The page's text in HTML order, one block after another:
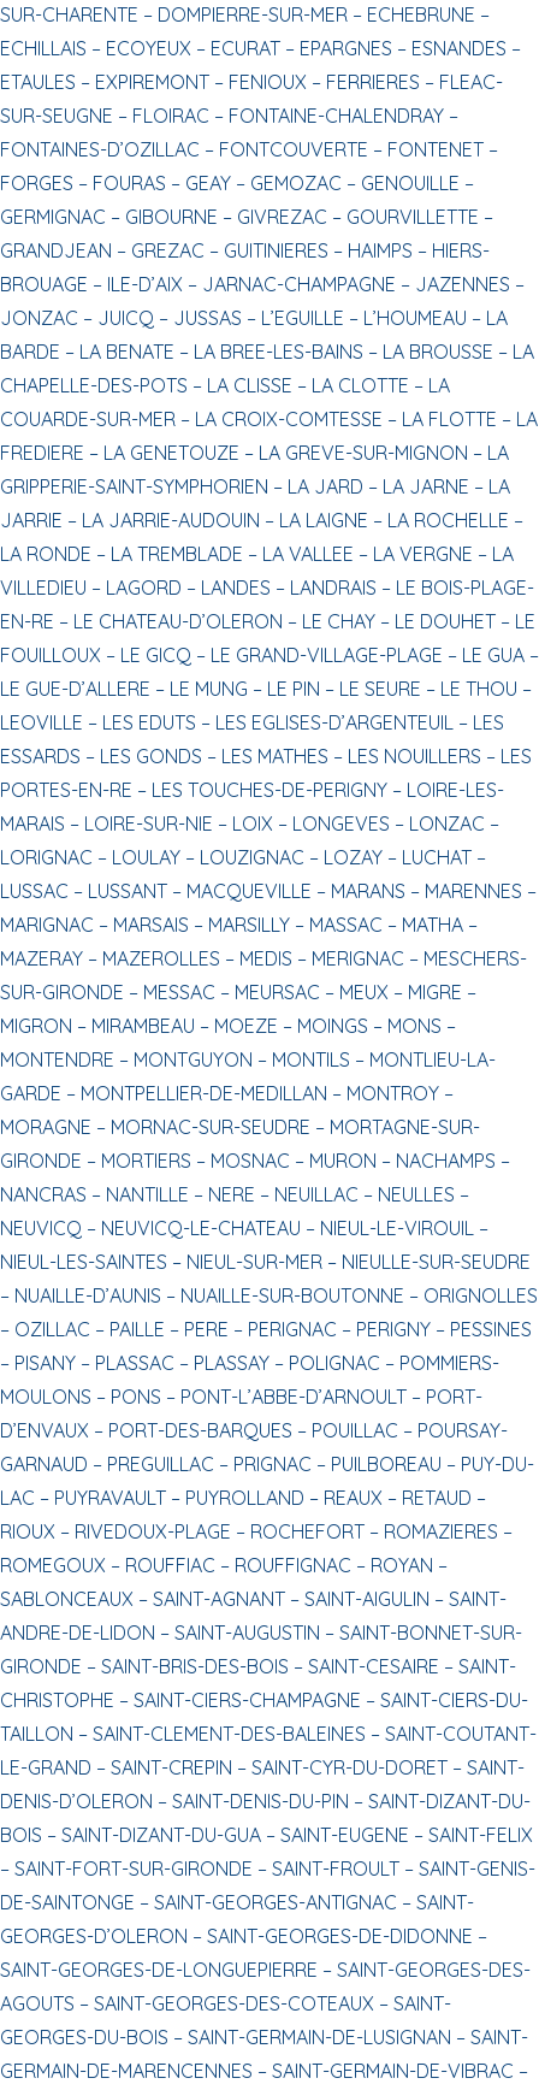
SUR-CHARENTE – DOMPIERRE-SUR-MER – ECHEBRUNE –
ECHILLAIS – ECOYEUX – ECURAT – EPARGNES – ESNANDES –
ETAULES – EXPIREMONT – FENIOUX – FERRIERES – FLEAC-
SUR-SEUGNE – FLOIRAC – FONTAINE-CHALENDRAY –
FONTAINES-D’OZILLAC – FONTCOUVERTE – FONTENET –
FORGES – FOURAS – GEAY – GEMOZAC – GENOUILLE –
GERMIGNAC – GIBOURNE – GIVREZAC – GOURVILLETTE –
GRANDJEAN – GREZAC – GUITINIERES – HAIMPS – HIERS-
BROUAGE – ILE-D’AIX – JARNAC-CHAMPAGNE – JAZENNES –
JONZAC – JUICQ – JUSSAS – L’EGUILLE – L’HOUMEAU – LA
BARDE – LA BENATE – LA BREE-LES-BAINS – LA BROUSSE – LA
CHAPELLE-DES-POTS – LA CLISSE – LA CLOTTE – LA
COUARDE-SUR-MER – LA CROIX-COMTESSE – LA FLOTTE – LA
FREDIERE – LA GENETOUZE – LA GREVE-SUR-MIGNON – LA
GRIPPERIE-SAINT-SYMPHORIEN – LA JARD – LA JARNE – LA
JARRIE – LA JARRIE-AUDOUIN – LA LAIGNE – LA ROCHELLE –
LA RONDE – LA TREMBLADE – LA VALLEE – LA VERGNE – LA
VILLEDIEU – LAGORD – LANDES – LANDRAIS – LE BOIS-PLAGE-
EN-RE – LE CHATEAU-D’OLERON – LE CHAY – LE DOUHET – LE
FOUILLOUX – LE GICQ – LE GRAND-VILLAGE-PLAGE – LE GUA –
LE GUE-D’ALLERE – LE MUNG – LE PIN – LE SEURE – LE THOU –
LEOVILLE – LES EDUTS – LES EGLISES-D’ARGENTEUIL – LES
ESSARDS – LES GONDS – LES MATHES – LES NOUILLERS – LES
PORTES-EN-RE – LES TOUCHES-DE-PERIGNY – LOIRE-LES-
MARAIS – LOIRE-SUR-NIE – LOIX – LONGEVES – LONZAC –
LORIGNAC – LOULAY – LOUZIGNAC – LOZAY – LUCHAT –
LUSSAC – LUSSANT – MACQUEVILLE – MARANS – MARENNES –
MARIGNAC – MARSAIS – MARSILLY – MASSAC – MATHA –
MAZERAY – MAZEROLLES – MEDIS – MERIGNAC – MESCHERS-
SUR-GIRONDE – MESSAC – MEURSAC – MEUX – MIGRE –
MIGRON – MIRAMBEAU – MOEZE – MOINGS – MONS –
MONTENDRE – MONTGUYON – MONTILS – MONTLIEU-LA-
GARDE – MONTPELLIER-DE-MEDILLAN – MONTROY –
MORAGNE – MORNAC-SUR-SEUDRE – MORTAGNE-SUR-
GIRONDE – MORTIERS – MOSNAC – MURON – NACHAMPS –
NANCRAS – NANTILLE – NERE – NEUILLAC – NEULLES –
NEUVICQ – NEUVICQ-LE-CHATEAU – NIEUL-LE-VIROUIL –
NIEUL-LES-SAINTES – NIEUL-SUR-MER – NIEULLE-SUR-SEUDRE
– NUAILLE-D’AUNIS – NUAILLE-SUR-BOUTONNE – ORIGNOLLES
– OZILLAC – PAILLE – PERE – PERIGNAC – PERIGNY – PESSINES
– PISANY – PLASSAC – PLASSAY – POLIGNAC – POMMIERS-
MOULONS – PONS – PONT-L’ABBE-D’ARNOULT – PORT-
D’ENVAUX – PORT-DES-BARQUES – POUILLAC – POURSAY-
GARNAUD – PREGUILLAC – PRIGNAC – PUILBOREAU – PUY-DU-
LAC – PUYRAVAULT – PUYROLLAND – REAUX – RETAUD –
RIOUX – RIVEDOUX-PLAGE – ROCHEFORT – ROMAZIERES –
ROMEGOUX – ROUFFIAC – ROUFFIGNAC – ROYAN –
SABLONCEAUX – SAINT-AGNANT – SAINT-AIGULIN – SAINT-
ANDRE-DE-LIDON – SAINT-AUGUSTIN – SAINT-BONNET-SUR-
GIRONDE – SAINT-BRIS-DES-BOIS – SAINT-CESAIRE – SAINT-
CHRISTOPHE – SAINT-CIERS-CHAMPAGNE – SAINT-CIERS-DU-
TAILLON – SAINT-CLEMENT-DES-BALEINES – SAINT-COUTANT-
LE-GRAND – SAINT-CREPIN – SAINT-CYR-DU-DORET – SAINT-
DENIS-D’OLERON – SAINT-DENIS-DU-PIN – SAINT-DIZANT-DU-
BOIS – SAINT-DIZANT-DU-GUA – SAINT-EUGENE – SAINT-FELIX
– SAINT-FORT-SUR-GIRONDE – SAINT-FROULT – SAINT-GENIS-
DE-SAINTONGE – SAINT-GEORGES-ANTIGNAC – SAINT-
GEORGES-D’OLERON – SAINT-GEORGES-DE-DIDONNE –
SAINT-GEORGES-DE-LONGUEPIERRE – SAINT-GEORGES-DES-
AGOUTS – SAINT-GEORGES-DES-COTEAUX – SAINT-
GEORGES-DU-BOIS – SAINT-GERMAIN-DE-LUSIGNAN – SAINT-
GERMAIN-DE-MARENCENNES – SAINT-GERMAIN-DE-VIBRAC –